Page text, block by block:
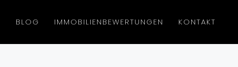
BLOG IMMOBILIENBEWERTUNGEN KONTAKT